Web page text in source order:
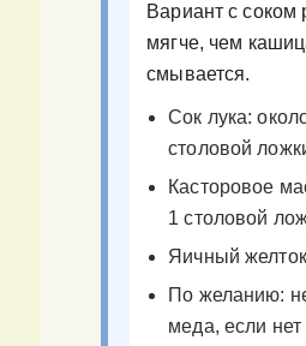
Вариант с соком
мягче, чем
смывается.
Сок лука:
столовой
Касторовое
1 столовой
Яичный
По желанию:
меда, если нет